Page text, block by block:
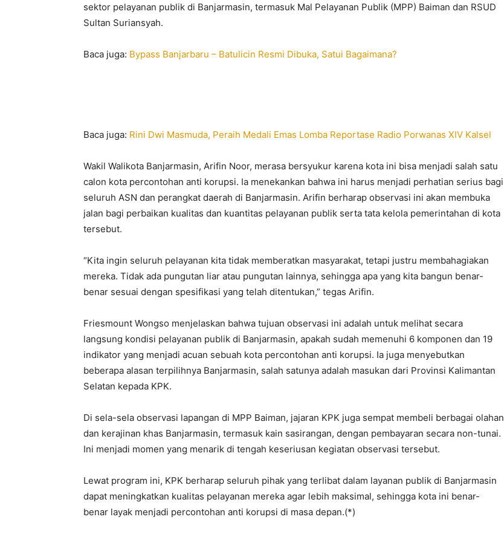
sektor pelayanan publik di Banjarmasin, termasuk Mal Pelayanan Publik (MPP) Baiman dan RSUD
Sultan Suriansyah.
Baca juga: Bypass Banjarbaru – Batulicin Resmi Dibuka, Satui Bagaimana?
Baca juga: Rini Dwi Masmuda, Peraih Medali Emas Lomba Reportase Radio Porwanas XIV Kalsel
Wakil Walikota Banjarmasin, Arifin Noor, merasa bersyukur karena kota ini bisa menjadi salah satu
calon kota percontohan anti korupsi. Ia menekankan bahwa ini harus menjadi perhatian serius bagi
seluruh ASN dan perangkat daerah di Banjarmasin. Arifin berharap observasi ini akan membuka
jalan bagi perbaikan kualitas dan kuantitas pelayanan publik serta tata kelola pemerintahan di kota
tersebut.
“Kita ingin seluruh pelayanan kita tidak memberatkan masyarakat, tetapi justru membahagiakan
mereka. Tidak ada pungutan liar atau pungutan lainnya, sehingga apa yang kita bangun benar-
benar sesuai dengan spesifikasi yang telah ditentukan,” tegas Arifin.
Friesmount Wongso menjelaskan bahwa tujuan observasi ini adalah untuk melihat secara
langsung kondisi pelayanan publik di Banjarmasin, apakah sudah memenuhi 6 komponen dan 19
indikator yang menjadi acuan sebuah kota percontohan anti korupsi. Ia juga menyebutkan
beberapa alasan terpilihnya Banjarmasin, salah satunya adalah masukan dari Provinsi Kalimantan
Selatan kepada KPK.
Di sela-sela observasi lapangan di MPP Baiman, jajaran KPK juga sempat membeli berbagai olahan
dan kerajinan khas Banjarmasin, termasuk kain sasirangan, dengan pembayaran secara non-tunai.
Ini menjadi momen yang menarik di tengah keseriusan kegiatan observasi tersebut.
Lewat program ini, KPK berharap seluruh pihak yang terlibat dalam layanan publik di Banjarmasin
dapat meningkatkan kualitas pelayanan mereka agar lebih maksimal, sehingga kota ini benar-
benar layak menjadi percontohan anti korupsi di masa depan.(*)